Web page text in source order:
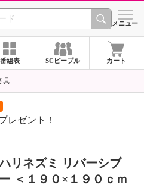
CHANNEL シメニュー
番組表 SCピープル カート
具
レゼント！
リネズミ リバーシブ
＜１９０×１９０ｃｍ